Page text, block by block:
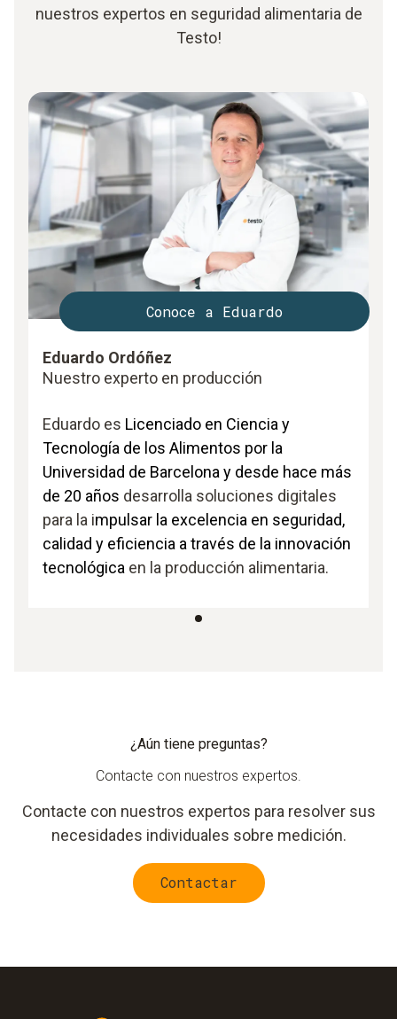
nuestros expertos en seguridad alimentaria de
Testo!
Conoce a Eduardo
Eduardo Ordóñez
Nuestro experto en producción
Eduardo es Licenciado en Ciencia y
Tecnología de los Alimentos por la
Universidad de Barcelona y desde hace más
de 20 años desarrolla soluciones digitales
para la impulsar la excelencia en seguridad,
calidad y eficiencia a través de la innovación
tecnológica en la producción alimentaria.
¿Aún tiene preguntas?
Contacte con nuestros expertos.
Contacte con nuestros expertos para resolver sus
necesidades individuales sobre medición.
Contactar